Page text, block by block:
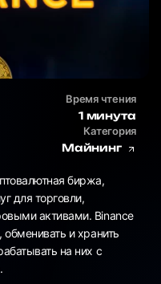
Время чтения
1 минута
Категория
Майнинг
биржа,
для торговли,
активами. Binance
обменивать и хранить
на них с